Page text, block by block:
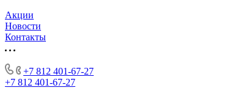
Акции
Новости
Контакты
+7 812 401-67-27
+7 812 401-67-27